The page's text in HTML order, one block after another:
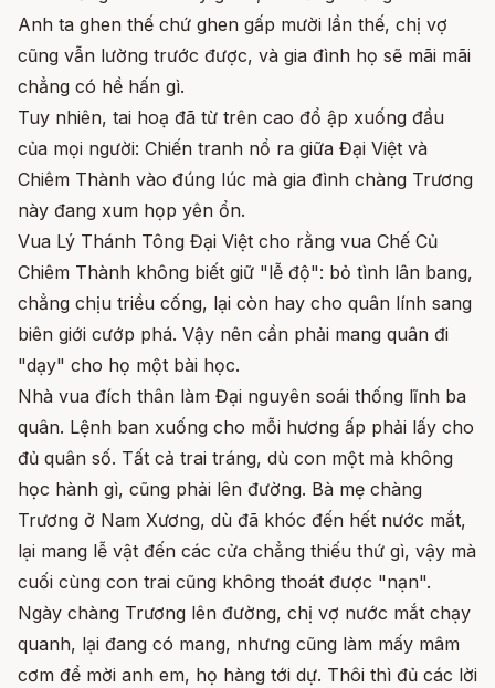
Anh ta ghen thế chứ ghen gấp mười lần thế, chị vợ
cũng vẫn lường trước được, và gia đình họ sẽ mãi mãi
chẳng có hề hấn gì.
Tuy nhiên, tai hoạ đã từ trên cao đổ ập xuống đầu
của mọi người: Chiến tranh nổ ra giữa Đại Việt và
Chiêm Thành vào đúng lúc mà gia đình chàng Trương
này đang xum họp yên ổn.
Vua Lý Thánh Tông Đại Việt cho rằng vua Chế Củ
Chiêm Thành không biết giữ "lễ độ": bỏ tình lân bang,
chẳng chịu triều cống, lại còn hay cho quân lính sang
biên giới cướp phá. Vậy nên cần phải mang quân đi
"dạy" cho họ một bài học.
Nhà vua đích thân làm Đại nguyên soái thống lĩnh ba
quân. Lệnh ban xuống cho mỗi hương ấp phải lấy cho
đủ quân số. Tất cả trai tráng, dù con một mà không
học hành gì, cũng phải lên đường. Bà mẹ chàng
Trương ở Nam Xương, dù đã khóc đến hết nước mắt,
lại mang lễ vật đến các cửa chẳng thiếu thứ gì, vậy mà
cuối cùng con trai cũng không thoát được "nạn".
Ngày chàng Trương lên đường, chị vợ nước mắt chạy
quanh, lại đang có mang, nhưng cũng làm mấy mâm
cơm để mời anh em, họ hàng tới dự. Thôi thì đủ các lời